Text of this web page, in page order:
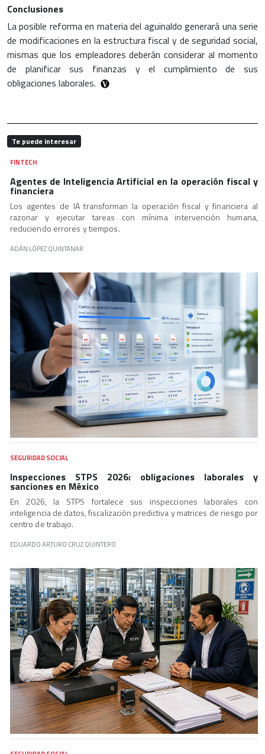
Conclusiones
La posible reforma en materia del aguinaldo generará una serie
de modificaciones en la estructura fiscal y de seguridad social,
mismas que los empleadores deberán considerar al momento
de planificar sus finanzas y el cumplimiento de sus
obligaciones laborales.
Te puede interesar
FINTECH
Agentes de Inteligencia Artificial en la operación fiscal y
financiera
Los agentes de IA transforman la operación fiscal y financiera al
razonar y ejecutar tareas con mínima intervención humana,
reduciendo errores y tiempos.
ADÁN LÓPEZ QUINTANAR
SEGURIDAD SOCIAL
Inspecciones STPS 2026: obligaciones laborales y
sanciones en México
En 2026, la STPS fortalece sus inspecciones laborales con
inteligencia de datos, fiscalización predictiva y matrices de riesgo por
centro de trabajo.
EDUARDO ARTURO CRUZ QUINTERO